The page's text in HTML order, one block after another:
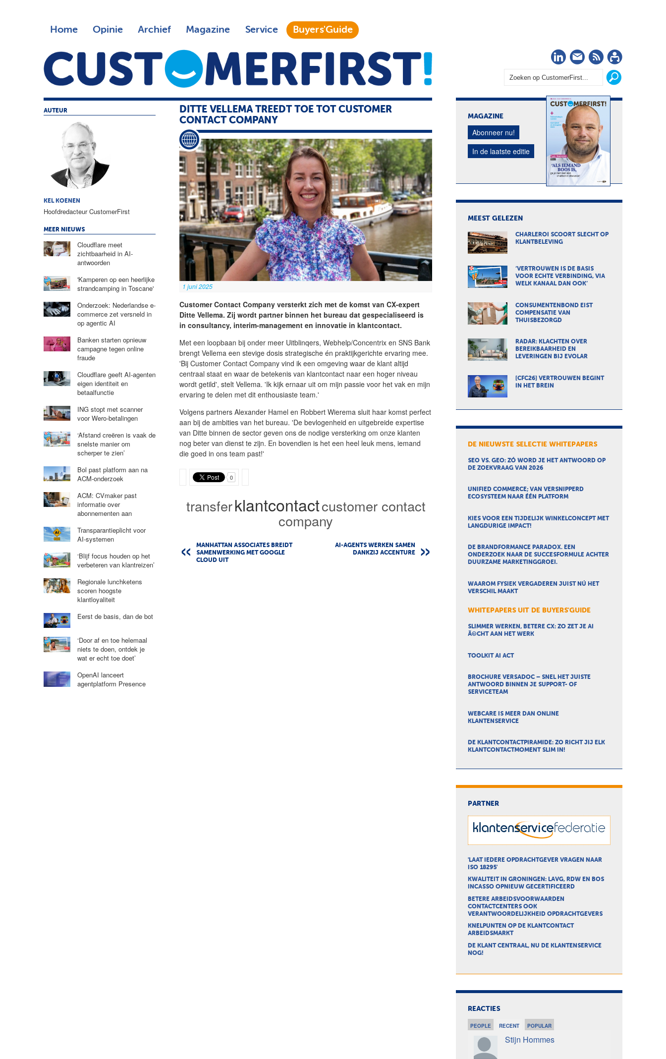
Home Opinie Archief Magazine Service Buyers'Guide
LinkedIn
Nieuwsbrief
RSS
DITTE VELLEMA TREEDT TOE TOT CUSTOMER
CONTACT COMPANY
1 juni 2025
Customer Contact Company versterkt zich met de komst van CX-expert
Ditte Vellema. Zij wordt partner binnen het bureau dat gespecialiseerd is
in consultancy, interim-management en innovatie in klantcontact.
Met een loopbaan bij onder meer Uitblinqers, Webhelp/Concentrix en SNS Bank
brengt Vellema een stevige dosis strategische én praktijkgerichte ervaring mee.
'Bij Customer Contact Company vind ik een omgeving waar de klant altijd
centraal staat en waar de betekenis van klantcontact naar een hoger niveau
wordt getild', stelt Vellema. 'Ik kijk ernaar uit om mijn passie voor het vak en mijn
ervaring te delen met dit enthousiaste team.'
Volgens partners Alexander Hamel en Robbert Wierema sluit haar komst perfect
aan bij de ambities van het bureau. 'De bevlogenheid en uitgebreide expertise
van Ditte binnen de sector geven ons de nodige versterking om onze klanten
nog beter van dienst te zijn. En bovendien is het een heel leuk mens, iemand
die goed in ons team past!'
0
transferklantcontactcustomer contact
company
MANHATTAN ASSOCIATES BREIDT
SAMENWERKING MET GOOGLE
CLOUD UIT
AI-AGENTS WERKEN SAMEN
DANKZIJ ACCENTURE
AUTEUR
KEL KOENEN
Hoofdredacteur CustomerFirst
MEER NIEUWS
Cloudflare meet
zichtbaarheid in AI-
antwoorden
'Kamperen op een heerlijke
strandcamping in Toscane'
Onderzoek: Nederlandse e-
commerce zet versneld in
op agentic AI
Banken starten opnieuw
campagne tegen online
fraude
Cloudflare geeft AI-agenten
eigen identiteit en
betaalfunctie
ING stopt met scanner
voor Wero-betalingen
‘Afstand creëren is vaak de
snelste manier om
scherper te zien’
Bol past platform aan na
ACM-onderzoek
ACM: CVmaker past
informatie over
abonnementen aan
Transparantieplicht voor
AI-systemen
‘Blijf focus houden op het
verbeteren van klantreizen’
Regionale lunchketens
scoren hoogste
klantloyaliteit
Eerst de basis, dan de bot
‘Door af en toe helemaal
niets te doen, ontdek je
wat er echt toe doet’
OpenAI lanceert
agentplatform Presence
MAGAZINE
Abonneer nu!
In de laatste editie
MEEST GELEZEN
CHARLEROI SCOORT SLECHT OP
KLANTBELEVING
‘VERTROUWEN IS DE BASIS
VOOR ECHTE VERBINDING, VIA
WELK KANAAL DAN OOK’
CONSUMENTENBOND EIST
COMPENSATIE VAN
THUISBEZORGD
RADAR: KLACHTEN OVER
BEREIKBAARHEID EN
LEVERINGEN BIJ EVOLAR
[CFC26] VERTROUWEN BEGINT
IN HET BREIN
DE NIEUWSTE SELECTIE WHITEPAPERS
SEO VS. GEO: ZÓ WORD JE HET ANTWOORD OP
DE ZOEKVRAAG VAN 2026
UNIFIED COMMERCE; VAN VERSNIPPERD
ECOSYSTEEM NAAR ÉÉN PLATFORM
KIES VOOR EEN TIJDELIJK WINKELCONCEPT MET
LANGDURIGE IMPACT!
DE BRANDFORMANCE PARADOX. EEN
ONDERZOEK NAAR DE SUCCESFORMULE ACHTER
DUURZAME MARKETINGGROEI.
WAAROM FYSIEK VERGADEREN JUIST NÚ HET
VERSCHIL MAAKT
WHITEPAPERS UIT DE BUYERS'GUIDE
SLIMMER WERKEN, BETERE CX: ZO ZET JE AI
Ã©CHT AAN HET WERK
TOOLKIT AI ACT
BROCHURE VERSADOC – SNEL HET JUISTE
ANTWOORD BINNEN JE SUPPORT- OF
SERVICETEAM
WEBCARE IS MEER DAN ONLINE
KLANTENSERVICE
DE KLANTCONTACTPIRAMIDE: ZO RICHT JIJ ELK
KLANTCONTACTMOMENT SLIM IN!
PARTNER
'LAAT IEDERE OPDRACHTGEVER VRAGEN NAAR
ISO 18295'
KWALITEIT IN GRONINGEN: LAVG, RDW EN BOS
INCASSO OPNIEUW GECERTIFICEERD
BETERE ARBEIDSVOORWAARDEN
CONTACTCENTERS OOK
VERANTWOORDELIJKHEID OPDRACHTGEVERS
KNELPUNTEN OP DE KLANTCONTACT
ARBEIDSMARKT
DE KLANT CENTRAAL, NU DE KLANTENSERVICE
NOG!
REACTIES
PEOPLE RECENT POPULAR
Stijn Hommes